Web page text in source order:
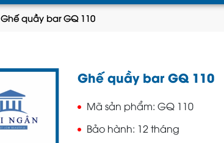
Ghế quầy bar GQ 110
Ghế quầy bar GQ 110
Mã sản phẩm GQ 110
Bảo hành 12 tháng